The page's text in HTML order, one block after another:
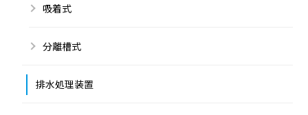
吸着式
分離槽式
排水処理装置